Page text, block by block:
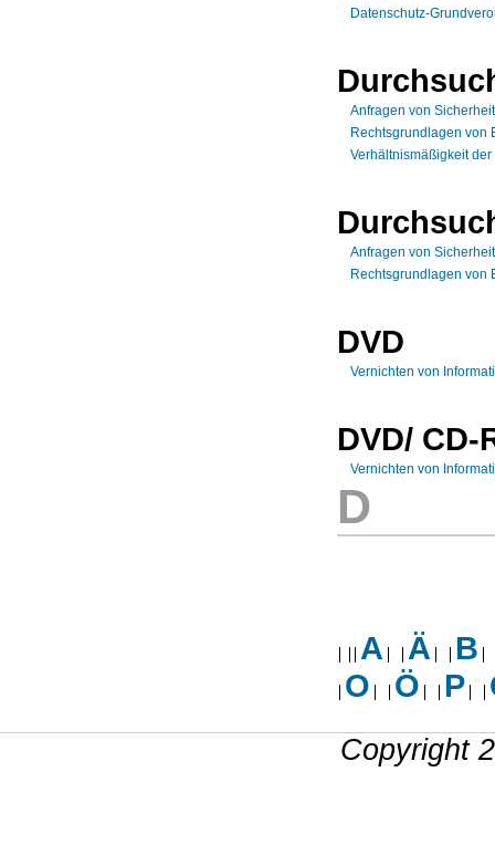
Datenschutz-
Anfragen von
Rechtsgrundlagen von
Verhältnismäßigkeit
Anfragen von
Rechtsgrundlagen von
DVD
Vernichten von
DVD/ CD-
Vernichten von
D
A Ä
B
O
Ö P
Copyright